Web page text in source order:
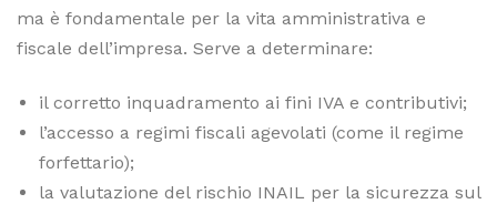
ma è fondamentale per la vita amministrativa e
fiscale dell’impresa. Serve a determinare:
il corretto inquadramento ai fini IVA e contributivi;
l’accesso a regimi fiscali agevolati (come il regime
forfettario);
la valutazione del rischio INAIL per la sicurezza sul